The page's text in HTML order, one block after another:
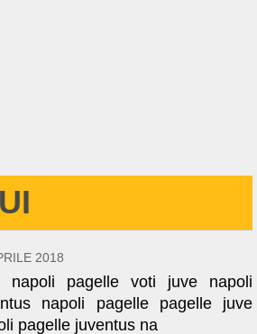
2018
napoli pagelle voti juve napoli
napoli pagelle pagelle juve
pagelle juventus na